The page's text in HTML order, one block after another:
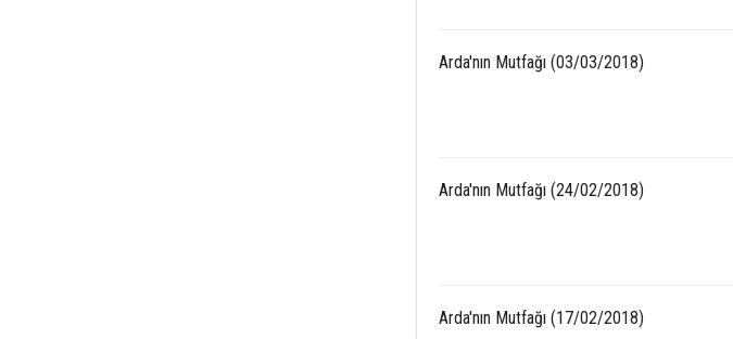
Arda'nın Mutfağı (03/03/2018)
Arda'nın Mutfağı (24/02/2018)
Arda'nın Mutfağı (17/02/2018)